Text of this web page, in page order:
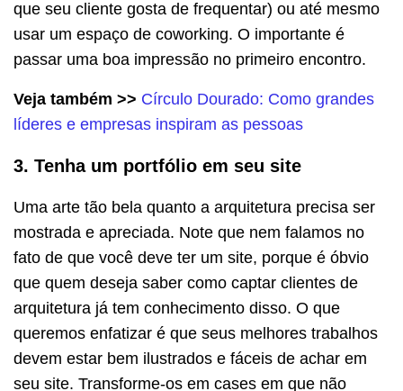
que seu cliente gosta de frequentar) ou até mesmo
usar um espaço de coworking. O importante é
passar uma boa impressão no primeiro encontro.
Veja também >> Círculo Dourado: Como grandes
líderes e empresas inspiram as pessoas
3. Tenha um portfólio em seu site
Uma arte tão bela quanto a arquitetura precisa ser
mostrada e apreciada. Note que nem falamos no
fato de que você deve ter um site, porque é óbvio
que quem deseja saber como captar clientes de
arquitetura já tem conhecimento disso. O que
queremos enfatizar é que seus melhores trabalhos
devem estar bem ilustrados e fáceis de achar em
seu site. Transforme-os em cases em que não